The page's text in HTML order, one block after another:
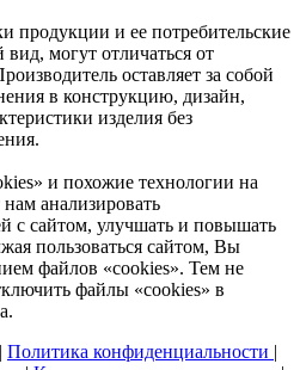
продукции и ее потребительские
могут отличаться от
оставляет за собой
в конструкцию, дизайн,
изделия без
и похожие технологии на
анализировать
с сайтом, улучшать и повышать
пользоваться сайтом, Вы
файлов «cookies». Тем не
файлы «cookies» в
| Политика конфиденциальности |